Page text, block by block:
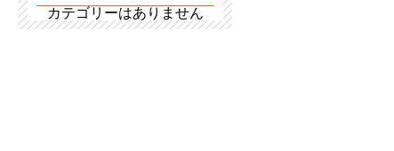
カテゴリーはありません